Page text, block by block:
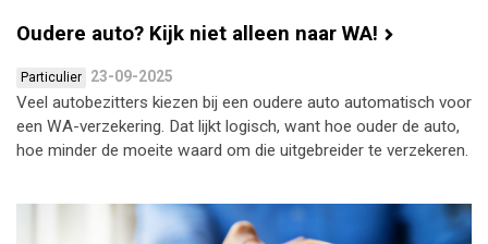
Oudere auto? Kijk niet alleen naar WA!
Particulier 23-09-2025
Veel autobezitters kiezen bij een oudere auto automatisch voor
een WA-verzekering. Dat lijkt logisch, want hoe ouder de auto,
hoe minder de moeite waard om die uitgebreider te verzekeren.